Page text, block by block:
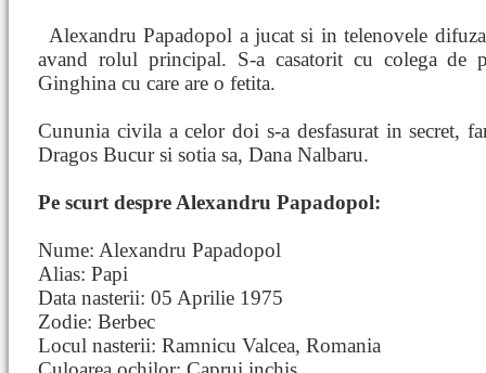
Alexandru Papadopol ajucat si in telenovele
avand rolul principal. S-a casatorit cu colega de
Ginghina cu care are o fetita.
Cununia civila a celor doi s-a desfasurat in secret,
Dragos Bucur si sotia sa, Dana Nalbaru.
Pe scurt despre Alexandru Papadopol:
Nume: Alexandru Papadopol
Alias: Papi
Data nasterii: 05 Aprilie 1975
Zodie: Berbec
Locul nasterii: Ramnicu Valcea, Romania